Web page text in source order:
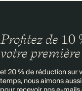
Profitez de 10
votre
et 20 % de réduction sur
temps, nous aimons